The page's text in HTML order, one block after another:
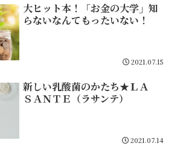
大ヒット本！「お金の大学」知
らないなんてもったいない！
2021.07.15
新しい乳酸菌のかたち★ＬＡ
ＳＡＮＴＥ（ラサンテ）
2021.07.14